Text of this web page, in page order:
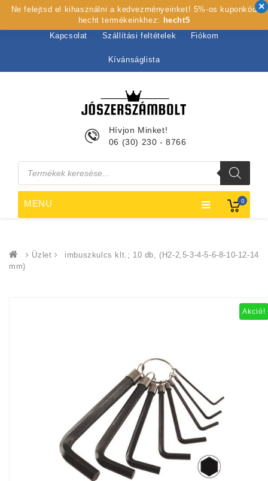
Kezdőlap Rólunk Webshop Szolgáltatások
Kapcsolat Szállítási feltételek Fiókom
Kívánságlista
0
Hívjon Minket!
06 (30) 230 - 8766
Products
search
MENU
Üzlet
imbuszkulcs klt.; 10 db, (H2-2,5-3-4-5-6-8-10-12-14
mm)
Akció!
Ne felejtsd el kihasználni a kedvezményeinket! 5%-os kuponkód
hecht termékeinkhez: hecht5